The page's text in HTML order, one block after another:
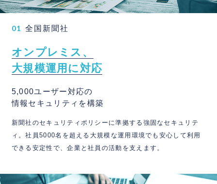
01 全国新聞社
オ ン プレ ミ ス 、
大規模運用 に 対応
5,000ユーザー対応の
情報セキュリティを構築
新聞社のセキュリティポリシーに準拠する強固なセキュリテ
ィ。社員5000名を超える大規模な運用環境でも安心して利用
できる安定性で、企業と社員の活動を支えます。